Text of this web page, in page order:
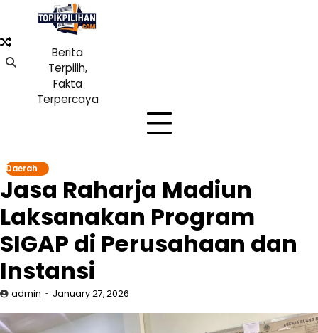
content
Berita
Terpilih,
Fakta
Terpercaya
Daerah
Jasa Raharja Madiun
Laksanakan Program
SIGAP di Perusahaan dan
Instansi
admin January 27, 2026